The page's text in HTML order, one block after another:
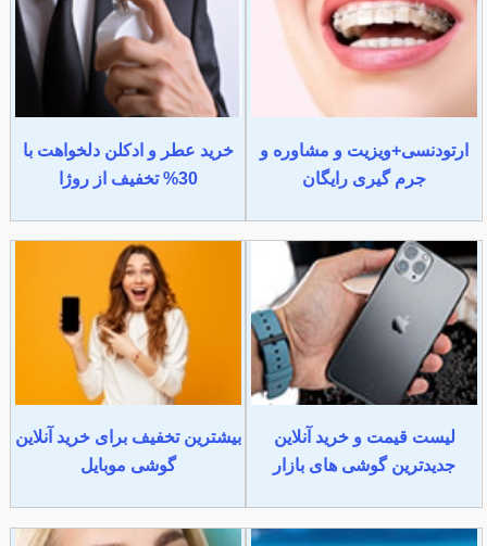
ارتودنسی+ویزیت و مشاوره و
جرم گیری رایگان
خرید عطر و ادکلن دلخواهت با
30% تخفیف از روژا
لیست قیمت و خرید آنلاین
جدیدترین گوشی های بازار
بیشترین تخفیف برای خرید آنلاین
گوشی موبایل